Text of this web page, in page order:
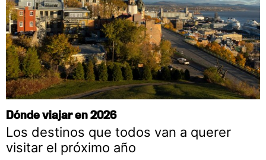
Dónde viajar en 2026
Los destinos que todos van a querer
visitar el próximo año